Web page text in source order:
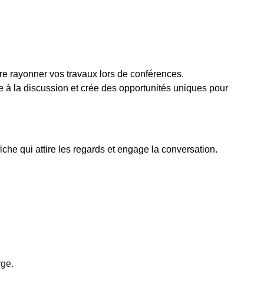
rayonner vos travaux lors de conférences.
à la discussion et crée des opportunités uniques pour
qui attire les regards et engage la conversation.